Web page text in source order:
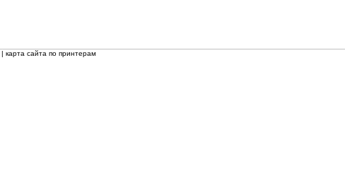
| карта сайта по принтерам